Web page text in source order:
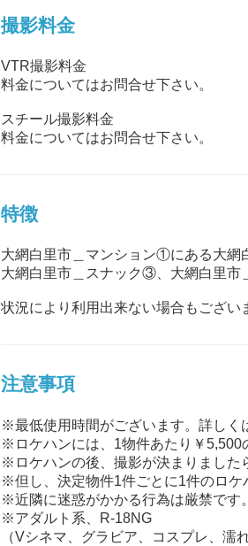
撮影料金
VTR撮影料金
料金についてはお問合せ下さい。
スチール撮影料金
料金についてはお問合せ下さい。
特徴
大網白里市＿マンション①にある大
大網白里市＿スナック③、大網白里
状況により利用出来ない場合もござい
注意事項
※最低使用時間がございます。詳しく
※ロケハンには、1物件あたり￥5,500
※ロケハンの後、撮影が決まりました
※但し、決定物件1件ごとに1件のロケ
※近隣に迷惑がかかる行為は厳禁です。
※アダルト系、R-18NG
（Vシネマ、グラビア、コスプレ、濡